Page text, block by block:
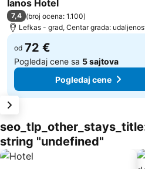
Ianos Hotel
7,4 (broj ocena: 1.100)
Lefkas - grad, Centar grada:
od 72 €
Pogledaj cene sa 5 sajtova
Pogledaj cene
string "undefined"